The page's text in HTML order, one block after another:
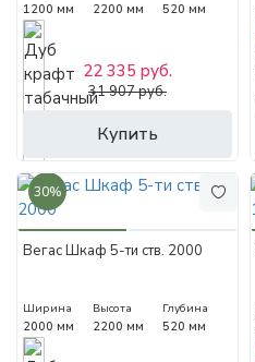
1200 мм 2200 мм 520 мм
Купить
22 335 руб.
31 907 руб.
30%
Вегас Шкаф 5-ти ств. 2000
Ширина
2000 мм
Высота
2200 мм
Глубина
520 мм